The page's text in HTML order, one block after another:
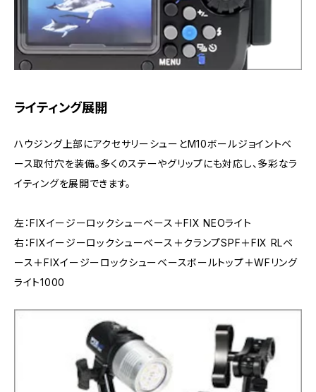
ライティング展開
ハウジング上部にアクセサリーシューとM10ボールジョイントベ
ース取付穴を装備。多くのステーやグリップにも対応し、多彩なラ
イティングを展開できます。
左：FIXイージーロックシューベース＋FIX NEOライト
右：FIXイージーロックシューベース＋クランプSPF＋FIX RLベ
ース＋FIXイージーロックシューベースボールトップ＋WFリング
ライト1000